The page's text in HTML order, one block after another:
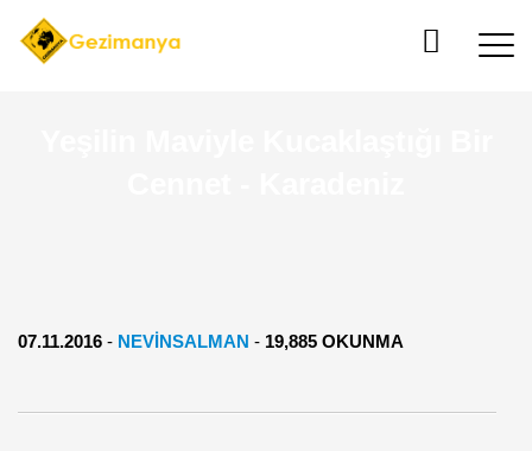
07.11.2016 - NEVINSALMAN - 19,885 OKUNMA